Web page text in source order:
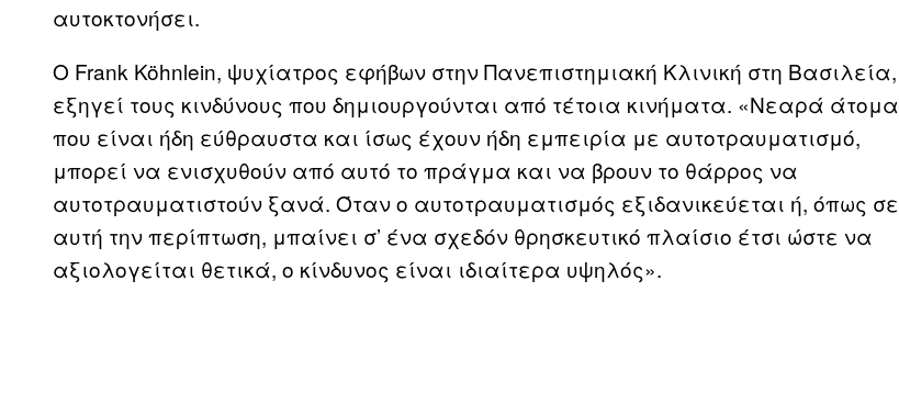
αυτοκτονήσει.
Ο Frank Köhnlein, ψυχίατρος εφήβων στην Πανεπιστημιακή Κλινική στη Βασιλεία,
εξηγεί τους κινδύνους που δημιουργούνται από τέτοια κινήματα. «Νεαρά άτομα
που είναι ήδη εύθραυστα και ίσως έχουν ήδη εμπειρία με αυτοτραυματισμό,
μπορεί να ενισχυθούν από αυτό το πράγμα και να βρουν το θάρρος να
αυτοτραυματιστούν ξανά. Όταν ο αυτοτραυματισμός εξιδανικεύεται ή, όπως σε
αυτή την περίπτωση, μπαίνει σ’ ένα σχεδόν θρησκευτικό πλαίσιο έτσι ώστε να
αξιολογείται θετικά, ο κίνδυνος είναι ιδιαίτερα υψηλός».